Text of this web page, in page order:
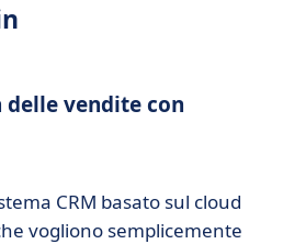
vendite con
CRM basato sul cloud
vogliono semplicemente